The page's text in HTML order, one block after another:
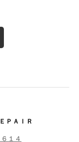
ＰＡＩＲ
１４